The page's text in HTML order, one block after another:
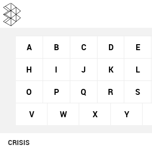
A B C D E
H I J K L
O P Q R S
V W X Y
CRISIS